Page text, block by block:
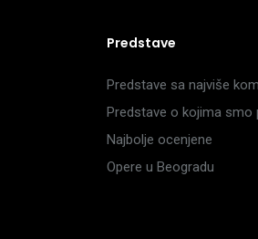
Predstave
Predstave sa najviše
Predstave o kojima smo
Najbolje ocenjene
Opere u Beogradu